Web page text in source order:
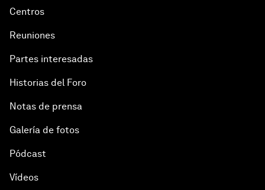
Centros
Reuniones
Partes interesadas
Historias del Foro
Notas de prensa
Galería de fotos
Pódcast
Vídeos